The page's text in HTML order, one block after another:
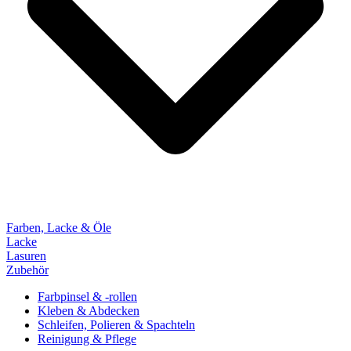
Farben, Lacke & Öle
Lacke
Lasuren
Zubehör
Farbpinsel & -rollen
Kleben & Abdecken
Schleifen, Polieren & Spachteln
Reinigung & Pflege